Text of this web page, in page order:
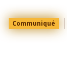
Menu
Top
Communiqué